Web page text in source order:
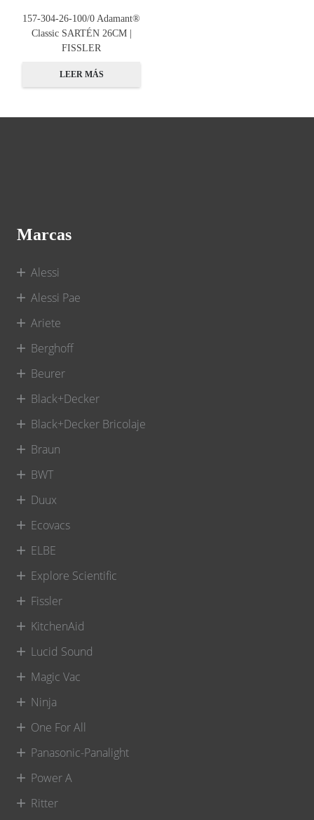
157-304-26-100/0 Adamant®
Classic SARTÉN 26CM |
FISSLER
LEER MÁS
Marcas
Alessi
Alessi Pae
Ariete
Berghoff
Beurer
Black+Decker
Black+Decker Bricolaje
Braun
BWT
Duux
Ecovacs
ELBE
Explore Scientific
Fissler
KitchenAid
Lucid Sound
Magic Vac
Ninja
One For All
Panasonic-Panalight
Power A
Ritter